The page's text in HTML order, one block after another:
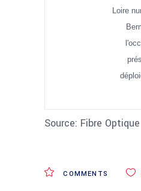
Loire
Source: Fibre Optique
COMMENTS